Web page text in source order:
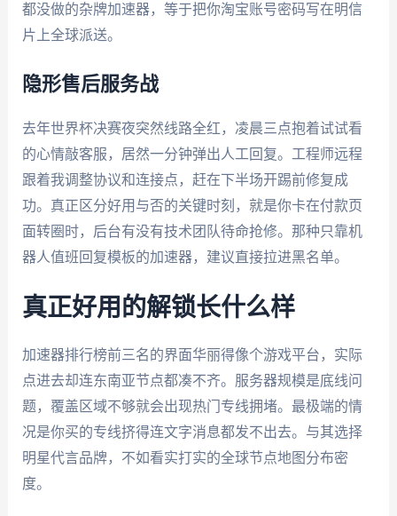
都没做的杂牌加速器，等于把你淘宝账号密码写在明信
片上全球派送。
隐形售后服务战
去年世界杯决赛夜突然线路全红，凌晨三点抱着试试看
的心情敲客服，居然一分钟弹出人工回复。工程师远程
跟着我调整协议和连接点，赶在下半场开踢前修复成
功。真正区分好用与否的关键时刻，就是你卡在付款页
面转圈时，后台有没有技术团队待命抢修。那种只靠机
器人值班回复模板的加速器，建议直接拉进黑名单。
真正好用的解锁长什么样
加速器排行榜前三名的界面华丽得像个游戏平台，实际
点进去却连东南亚节点都凑不齐。服务器规模是底线问
题，覆盖区域不够就会出现热门专线拥堵。最极端的情
况是你买的专线挤得连文字消息都发不出去。与其选择
明星代言品牌，不如看实打实的全球节点地图分布密
度。